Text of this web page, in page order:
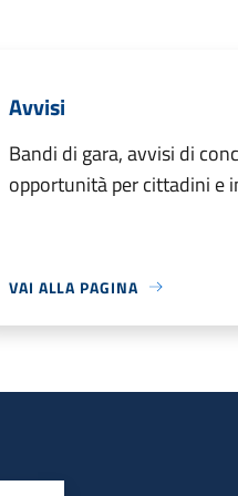
Avvisi
Bandi di gara, avvisi di
opportunità per cittadini e
VAI ALLA PAGINA